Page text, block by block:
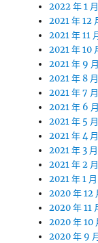
2022 年 1 月
2021 年 12
2021 年 11
2021 年 10
2021 年 9 月
2021 年 8 月
2021 年 7 月
2021 年 6 月
2021 年 5 月
2021 年 4 月
2021 年 3 月
2021 年 2 月
2021 年 1 月
2020 年 12
2020 年 11
2020 年 10
2020 年 9